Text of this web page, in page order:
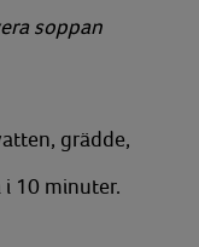
soppan
grädde,
i 10 minuter.